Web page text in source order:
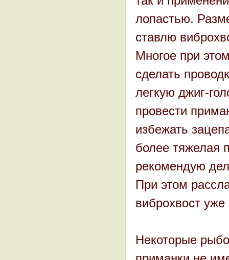
лопастью.
ставлю
Многое при
сделать
легкую джиг-
провести
избежать
более тяжелая
рекомендую
При этом
виброхвост уже
Некоторые